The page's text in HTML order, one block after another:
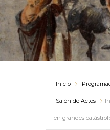
Inicio
Salón de Actos
en grandes